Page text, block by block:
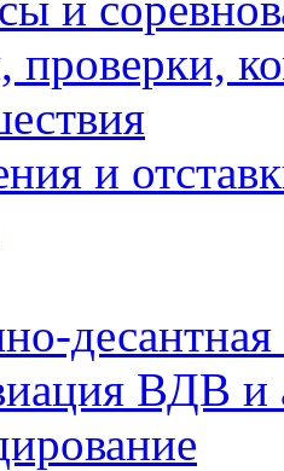
проверки,
и
десантная
ВДВ и